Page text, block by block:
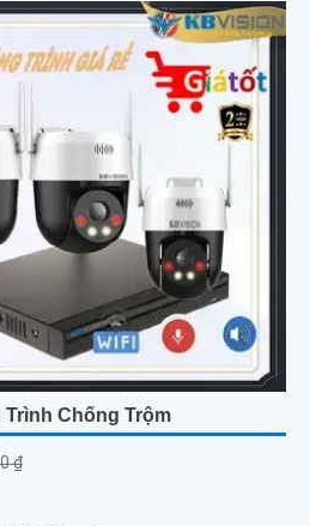
Trình Chống Trộm
₫